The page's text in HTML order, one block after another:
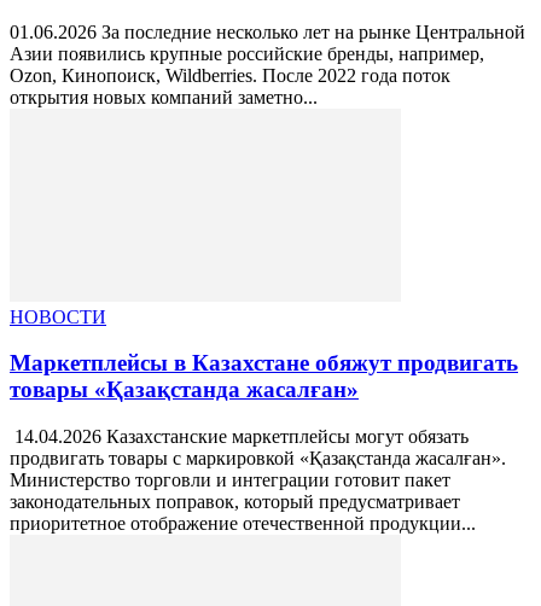
01.06.2026 За последние несколько лет на рынке Центральной
Азии появились крупные российские бренды, например,
Ozon, Кинопоиск, Wildberries. После 2022 года поток
открытия новых компаний заметно...
НОВОСТИ
Маркетплейсы в Казахстане обяжут продвигать
товары «Қазақстанда жасалған»
14.04.2026 Казахстанские маркетплейсы могут обязать
продвигать товары с маркировкой «Қазақстанда жасалған».
Министерство торговли и интеграции готовит пакет
законодательных поправок, который предусматривает
приоритетное отображение отечественной продукции...